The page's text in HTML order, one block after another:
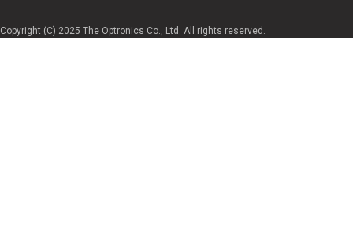
Copyright (C) 2025 The Optronics Co., Ltd. All rights reserved.